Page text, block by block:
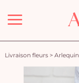
Menu
Livraison fleurs > Arlequin